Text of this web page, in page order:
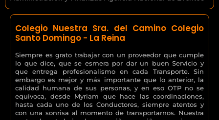
Colegio Nuestra Sra. del Camino Colegio
Santo Domingo - La Reina
Siempre es grato trabajar con un proveedor que cumple
lo que dice, que se esmera por dar un buen Servicio y
que entrega profesionalismo en cada Transporte. Sin
embargo es mejor y más importante que lo anterior, la
calidad humana de sus personas, y en eso OTP no se
equivoca, desde Myriam que hace las coordinaciones,
hasta cada uno de los Conductores, siempre atentos y
con una sonrisa al momento de transportarnos. Nuestra